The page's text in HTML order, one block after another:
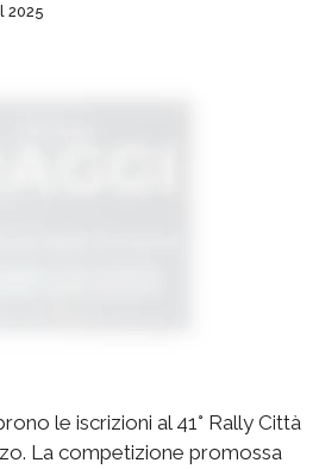
2025
le iscrizioni al 41° Rally Città
La competizione promossa